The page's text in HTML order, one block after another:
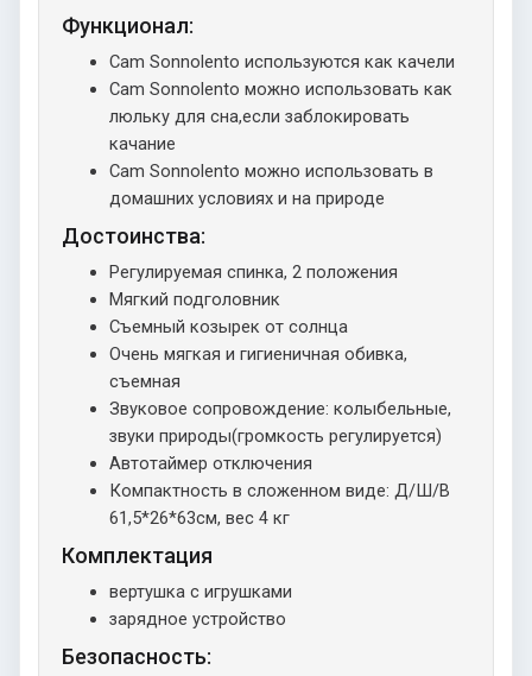
Функционал:
Cam Sonnolento используются как качели
Cam Sonnolento можно использовать как
люльку для сна,если заблокировать
качание
Cam Sonnolento можно использовать в
домашних условиях и на природе
Достоинства:
Регулируемая спинка, 2 положения
Мягкий подголовник
Съемный козырек от солнца
Очень мягкая и гигиеничная обивка,
съемная
Звуковое сопровождение: колыбельные,
звуки природы(громкость регулируется)
Автотаймер отключения
Компактность в сложенном виде: Д/Ш/В
61,5*26*63см, вес 4 кг
Комплектация
вертушка с игрушками
зарядное устройство
Безопасность: